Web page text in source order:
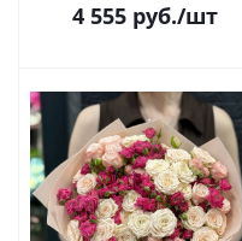
4 555руб./шт